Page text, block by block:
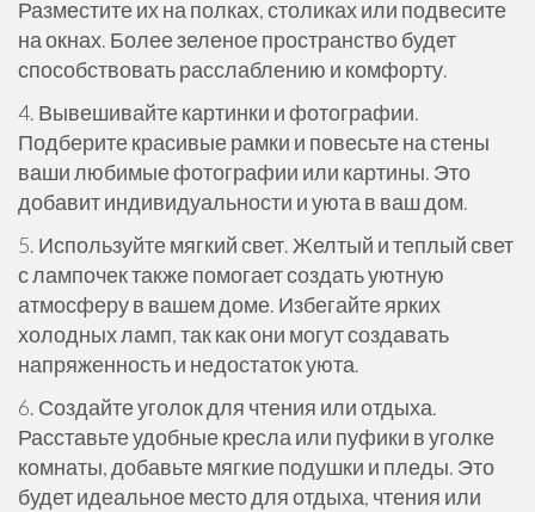
Разместите их на полках, столиках или подвесите
на окнах. Более зеленое пространство будет
способствовать расслаблению и комфорту.
4. Вывешивайте картинки и фотографии.
Подберите красивые рамки и повесьте на стены
ваши любимые фотографии или картины. Это
добавит индивидуальности и уюта в ваш дом.
5. Используйте мягкий свет. Желтый и теплый свет
с лампочек также помогает создать уютную
атмосферу в вашем доме. Избегайте ярких
холодных ламп, так как они могут создавать
напряженность и недостаток уюта.
6. Создайте уголок для чтения или отдыха.
Расставьте удобные кресла или пуфики в уголке
комнаты, добавьте мягкие подушки и пледы. Это
будет идеальное место для отдыха, чтения или